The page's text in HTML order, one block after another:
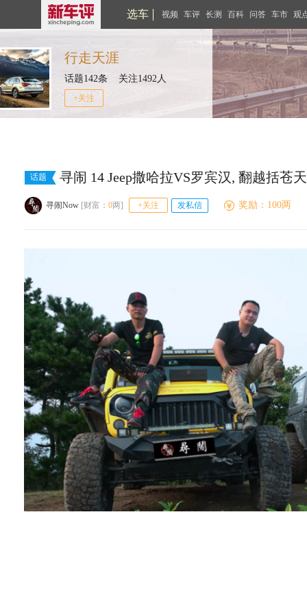
选车 视频 车评 长测 百科 问答 车市 观
行走天涯
话题142条 关注1492人
+关注
话题 寻闹 14 Jeep撒哈拉VS罗宾汉, 翻越括苍
寻闹Now [财富： 0两] +关注 发私信 奖励：100两